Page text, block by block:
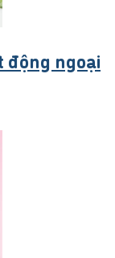
động ngoại